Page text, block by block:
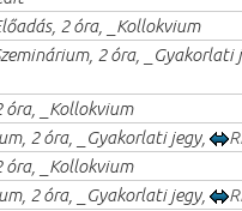
2 óra, _Kollokvium
2 óra, _Gyakorlati
óra, _Kollokvium
2 óra, _Gyakorlati jegy,
óra, _Kollokvium
2 óra, _Gyakorlati jegy,